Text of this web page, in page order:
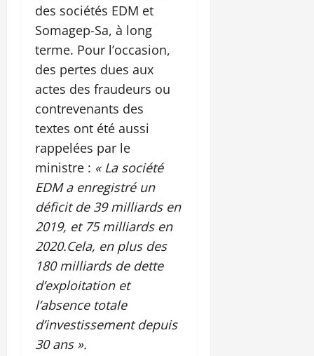
des sociétés EDM et
Somagep-Sa, à long
terme. Pour l’occasion,
des pertes dues aux
actes des fraudeurs ou
contrevenants des
textes ont été aussi
rappelées par le
ministre : « La société
EDM a enregistré un
déficit de 39 milliards en
2019, et 75 milliards en
2020.Cela, en plus des
180 milliards de dette
d’exploitation et
l’absence totale
d’investissement depuis
30 ans ».